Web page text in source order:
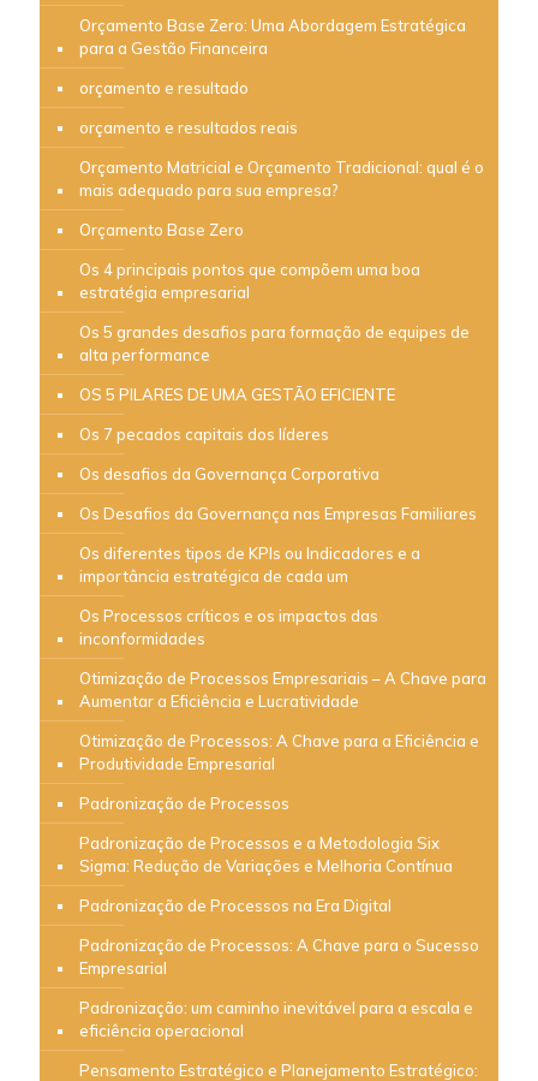
Orçamento Base Zero: Uma Abordagem Estratégica
para a Gestão Financeira
orçamento e resultado
orçamento e resultados reais
Orçamento Matricial e Orçamento Tradicional: qual é o
mais adequado para sua empresa?
Orçamento Base Zero
Os 4 principais pontos que compõem uma boa
estratégia empresarial
Os 5 grandes desafios para formação de equipes de
alta performance
OS 5 PILARES DE UMA GESTÃO EFICIENTE
Os 7 pecados capitais dos líderes
Os desafios da Governança Corporativa
Os Desafios da Governança nas Empresas Familiares
Os diferentes tipos de KPIs ou Indicadores e a
importância estratégica de cada um
Os Processos críticos e os impactos das
inconformidades
Otimização de Processos Empresariais – A Chave para
Aumentar a Eficiência e Lucratividade
Otimização de Processos: A Chave para a Eficiência e
Produtividade Empresarial
Padronização de Processos
Padronização de Processos e a Metodologia Six
Sigma: Redução de Variações e Melhoria Contínua
Padronização de Processos na Era Digital
Padronização de Processos: A Chave para o Sucesso
Empresarial
Padronização: um caminho inevitável para a escala e
eficiência operacional
Pensamento Estratégico e Planejamento Estratégico: